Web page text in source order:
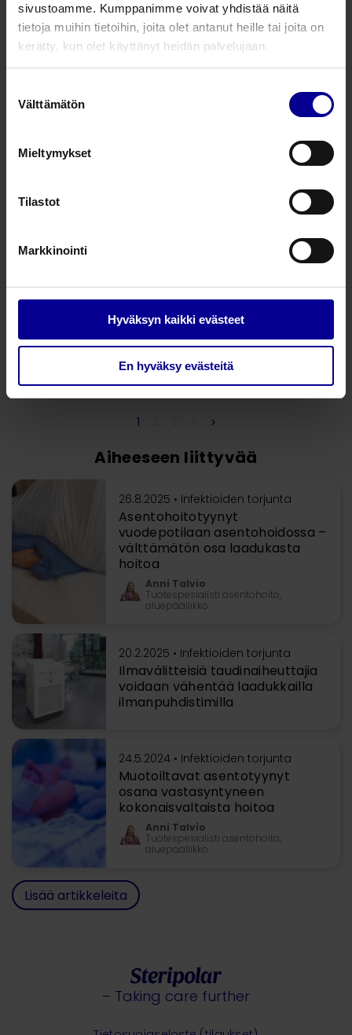
sivustoamme. Kumppanimme voivat yhdistää näitä
tietoja muihin tietoihin, joita olet antanut heille tai joita on
kerätty, kun olet käyttänyt heidän palvelujaan.
valinta
Välttämätön
Mieltymykset
Tilastot
Markkinointi
Hyväksyn kaikki evästeet
En hyväksy evästeitä
Automatisoidut desinfektiomenetelmät ja
desinfiointilaitteet
SleepAngel -asentohoitotyyny
Hygienia ja infektioiden hallinta ensihoidossa
WiSDOM DS desinfiointilaite
Automaattiset laiteratkaisut pintahygienian tueksi
Automatisoidut desinfektiomenetelmät ja
desinfiointilaitteet
1
Aiheeseen liittyvää
26.8.2025 • Infektioiden torjunta
Asentohoitotyynyt
vuodepotilaan asentohoidossa –
välttämätön osa laadukasta
hoitoa
Anni Talvio
Tuotespesialisti asentohoito,
aluepäällikkö
20.2.2025 • Infektioiden torjunta
Ilmavälitteisiä taudinaiheuttajia
voidaan vähentää laadukkailla
ilmanpuhdistimilla
24.5.2024 • Infektioiden torjunta
Muotoiltavat asentotyynyt
osana vastasyntyneen
kokonaisvaltaista hoitoa
Anni Talvio
Tuotespesialisti asentohoito,
aluepäällikkö
Lisää artikkeleita
– Taking care further